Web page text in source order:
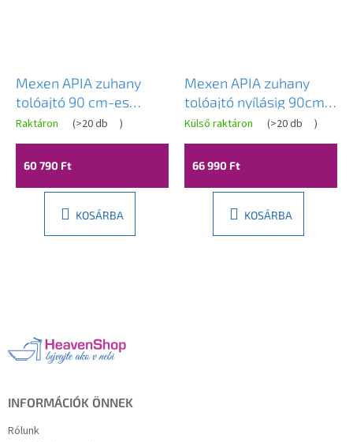
Mexen APIA zuhany
tolóajtó 90 cm-es
nyitásig, 845-090-000-
01-00
Raktáron (>20 db )
60 790 Ft
KOSÁRBA
Mexen APIA zuhany
tolóajtó nyílásig 90cm,
fekete, 845-090-000-
70-00
Külső raktáron (>20 db )
66 990 Ft
KOSÁRBA
INFORMÁCIÓK ÖNNEK
Rólunk